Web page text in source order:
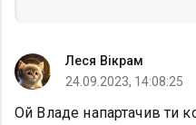
Леся Вікрам
24.09.2023, 14:08:25
Ой Владе напартачив ти